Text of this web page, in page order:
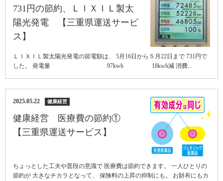
731円の節約、ＬＩＸＩＬ製太
陽光発電 【三重県運送サービ
ス】
ＬＩＸＩＬ製太陽光発電の節電額は、 5月16日から５月22日まで 731円で
した。 発電量 97kwh 18kwh減 消費...
2025.05.22 健康経営
健康経営 医療費の節約①
【三重県運送サービス】
ちょっとした工夫や普段の意識で 医療費は節約できます。 一人ひとりの
節約が 大きなチカラとなって、 保険料の上昇の抑制にも。 お財布にもカ